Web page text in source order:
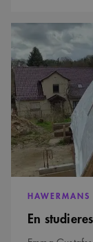
En
studieresa
till
Tyskland
HAWERMANS
En